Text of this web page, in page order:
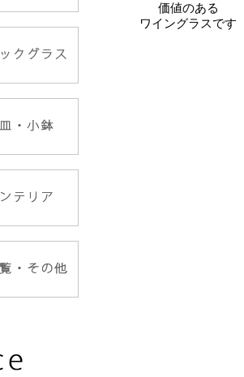
価値のある
ワイングラスです